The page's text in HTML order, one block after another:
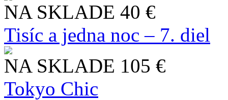
NA SKLADE 40 €
Tisíc a jedna noc – 7. diel
NA SKLADE 105 €
Tokyo Chic